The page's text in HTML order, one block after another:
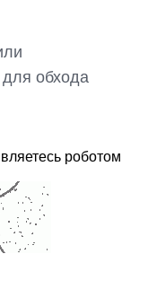
обхода
роботом